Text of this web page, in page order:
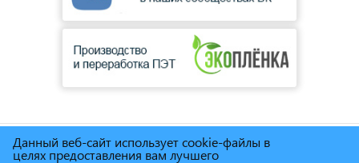
© Сеть магазинов инструмента и техники"Торговый дом
Данный веб-сайт использует cookie-файлы в
целях предоставления вам лучшего